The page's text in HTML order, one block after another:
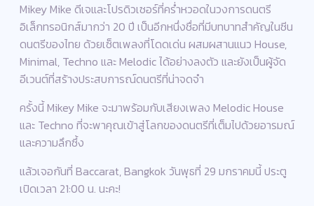
Mikey Mike ดีเจและโปรดิวเซอร์ที่คร่ำหวอดในวงการดนตรี
อิเล็กทรอนิกส์มากว่า 20 ปี เป็นอีกหนึ่งชื่อที่มีบทบาทสำคัญในซีน
ดนตรีของไทย ด้วยเซ็ตเพลงที่โดดเด่น ผสมผสานแนว House,
Minimal, Techno และ Melodic ได้อย่างลงตัว และยังเป็นผู้จัด
อีเวนต์ที่สร้างประสบการณ์ดนตรีที่น่าจดจำ
ครั้งนี้ Mikey Mike จะมาพร้อมกับเสียงเพลง Melodic House
และ Techno ที่จะพาคุณเข้าสู่โลกของดนตรีที่เต็มไปด้วยอารมณ์
และความลึกซึ้ง
แล้วเจอกันที่ Baccarat, Bangkok วันพุธที่ 29 มกราคมนี้ ประตู
เปิดเวลา 21:00 น. นะคะ!